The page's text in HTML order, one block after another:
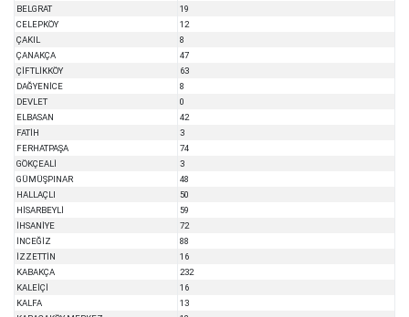
BELGRAT
19
CELEPKÖY
12
ÇAKIL
8
ÇANAKÇA
47
ÇİFTLİKKÖY
63
DAĞYENİCE
8
DEVLET
0
ELBASAN
42
FATİH
3
FERHATPAŞA
74
GÖKÇEALİ
3
GÜMÜŞPINAR
48
HALLAÇLI
50
HİSARBEYLİ
59
İHSANİYE
72
İNCEĞİZ
88
İZZETTİN
16
KABAKÇA
232
KALEİÇİ
16
KALFA
13